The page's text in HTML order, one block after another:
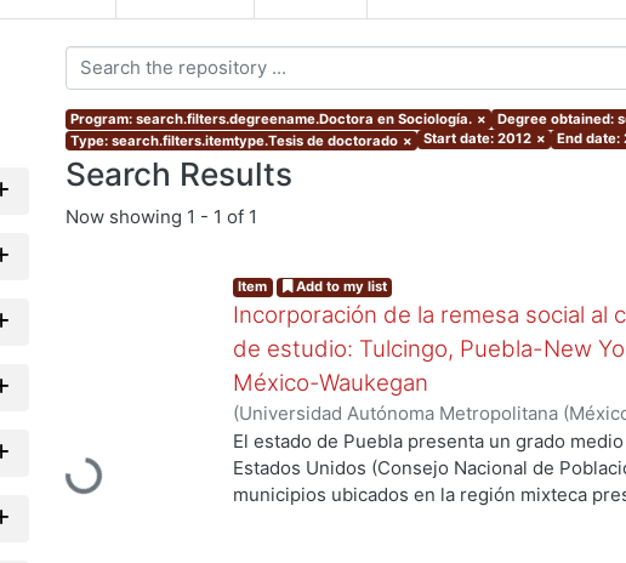
Program: search.filters.degreename.Doctora en Sociología. × Degree obtained:
Type: search.filters.itemtype.Tesis de doctorado × Start date: 2012 × End date:
Search Results
Now showing 1 - 1 of 1
Loading...
Item Add to my list
Incorporación de la remesa social al
de estudio: Tulcingo, Puebla-New
México-Waukegan
(Universidad Autónoma Metropolitana
de Servicios de Información., 2012-06-08)
El estado de Puebla presenta un grado
Estados Unidos (Consejo Nacional de
municipios ubicados en la región mixteca